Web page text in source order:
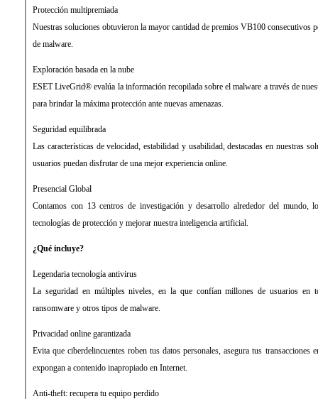
Protección multipremiada
Nuestras soluciones obtuvieron la mayor cantidad de premios VB100 consecutivos
de malware.
Exploración basada en la nube
ESET LiveGrid® evalúa la información recopilada sobre el malware a través de
para brindar la máxima protección ante nuevas amenazas.
Seguridad equilibrada
Las características de velocidad, estabilidad y usabilidad, destacadas en nuestras
usuarios puedan disfrutar de una mejor experiencia online.
Presencial Global
Contamos con 13 centros de investigación y desarrollo alrededor del mundo,
tecnologías de protección y mejorar nuestra inteligencia artificial.
¿Qué incluye?
Legendaria tecnología antivirus
La seguridad en múltiples niveles, en la que confían millones de usuarios en
ransomware y otros tipos de malware.
Privacidad online garantizada
Evita que ciberdelincuentes roben tus datos personales, asegura tus transacciones
expongan a contenido inapropiado en Internet.
Anti-theft: recupera tu equipo perdido